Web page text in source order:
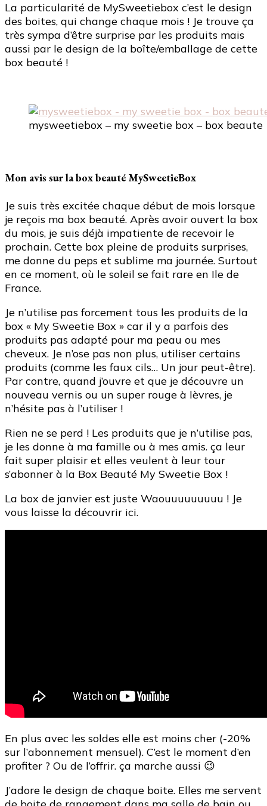
La particularité de MySweetiebox c’est le design
des boites, qui change chaque mois ! Je trouve ça
très sympa d’être surprise par les produits mais
aussi par le design de la boîte/emballage de cette
box beauté !
mysweetiebox – my sweetie box – box beaute
Mon avis sur la box beauté MySweetieBox
Je suis très excitée chaque début de mois lorsque
je reçois ma box beauté. Après avoir ouvert la box
du mois, je suis déjà impatiente de recevoir le
prochain. Cette box pleine de produits surprises,
me donne du peps et sublime ma journée. Surtout
en ce moment, où le soleil se fait rare en Ile de
France.
Je n’utilise pas forcement tous les produits de la
box « My Sweetie Box » car il y a parfois des
produits pas adapté pour ma peau ou mes
cheveux. Je n’ose pas non plus, utiliser certains
produits (comme les faux cils… Un jour peut-être).
Par contre, quand j’ouvre et que je découvre un
nouveau vernis ou un super rouge à lèvres, je
n’hésite pas à l’utiliser !
Rien ne se perd ! Les produits que je n’utilise pas,
je les donne à ma famille ou à mes amis. ça leur
fait super plaisir et elles veulent à leur tour
s’abonner à la Box Beauté My Sweetie Box !
La box de janvier est juste Waouuuuuuuuu ! Je
vous laisse la découvrir ici.
En plus avec les soldes elle est moins cher (-20%
sur l’abonnement mensuel). C’est le moment d’en
profiter ? Ou de l’offrir. ça marche aussi 😉
J’adore le design de chaque boite. Elles me servent